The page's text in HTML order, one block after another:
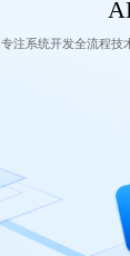
专注系统开发全流程技